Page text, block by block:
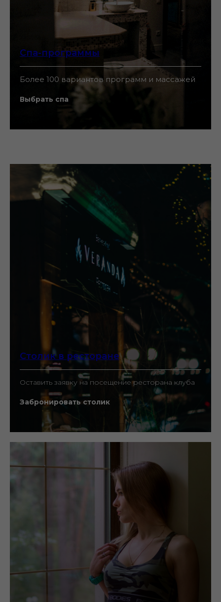
Спа-программы
Более 100 вариантов программ и массажей
Выбрать спа
Столик в ресторане
Оставить заявку на посещение ресторана клуба
Забронировать столик